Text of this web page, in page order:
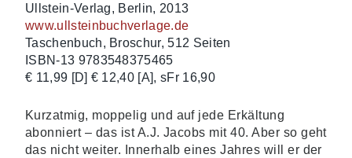
Ullstein-Verlag, Berlin, 2013
www.ullsteinbuchverlage.de
Taschenbuch, Broschur, 512 Seiten
ISBN-13 9783548375465
€ 11,99 [D] € 12,40 [A], sFr 16,90
Kurzatmig, moppelig und auf jede Erkältung
abonniert – das ist A.J. Jacobs mit 40. Aber so geht
das nicht weiter. Innerhalb eines Jahres will er der